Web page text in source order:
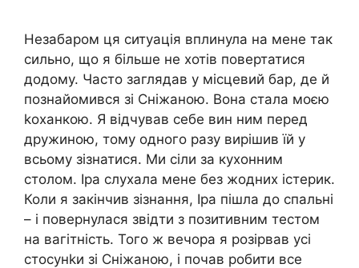
Незабаром ця ситуація вплинула на мене так
сильно, що я більше не хотів повертатися
додому. Часто заглядав у місцевий бар, де й
познайомився зі Сніжаною. Вона стала моєю
kоханкою. Я відчував себе вин ним перед
дружиною, тому одного разу вирішив їй у
всьому зізнатися. Ми сіли за кухонним
столом. Іра слухала мене без жодних істерик.
Коли я закінчив зізнання, Іра пішла до спальні
– і повернулася звідти з позитивним тестом
на вагітність. Того ж вечора я розірвав усі
стосунkи зі Сніжаною, і почав робити все